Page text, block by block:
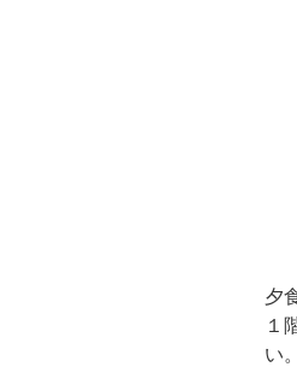
夕
１
い